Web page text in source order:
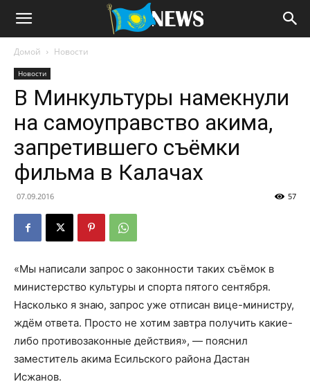
Домой Новости
Новости
В Минкультуры намекнули
на самоуправство акима,
запретившего съёмки
фильма в Калачах
07.09.2016 57
«Мы написали запрос о законности таких съёмок в
министерство культуры и спорта пятого сентября.
Насколько я знаю, запрос уже отписан вице-министру,
ждём ответа. Просто не хотим завтра получить какие-
либо противозаконные действия», — пояснил
заместитель акима Есильского района Дастан
Исжанов.